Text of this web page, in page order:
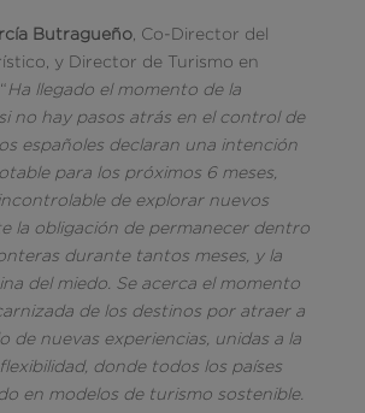
Butragueño, Co-Director del
y Director de Turismo en
Ha llegado el momento de la
no hay pasos atrás en el control de
españoles declaran una intención
para los próximos 6 meses,
de explorar nuevos
la obligación de permanecer dentro
durante tantos meses, y la
del miedo. Se acerca el momento
de los destinos por atraer a
de nuevas experiencias, unidas a la
donde todos los países
en modelos de turismo sostenible.